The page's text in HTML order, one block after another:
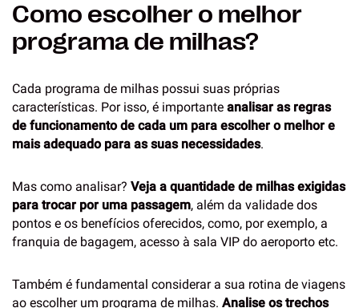
Como escolher o melhor
programa de milhas?
Cada programa de milhas possui suas próprias
características. Por isso, é importante analisar as regras
de funcionamento de cada um para escolher o melhor e
mais adequado para as suas necessidades.
Mas como analisar? Veja a quantidade de milhas exigidas
para trocar por uma passagem, além da validade dos
pontos e os benefícios oferecidos, como, por exemplo, a
franquia de bagagem, acesso à sala VIP do aeroporto etc.
Também é fundamental considerar a sua rotina de viagens
ao escolher um programa de milhas. Analise os trechos